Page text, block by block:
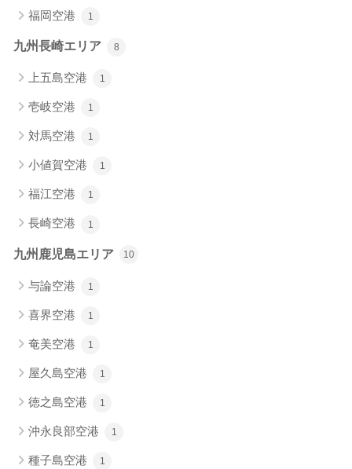
福岡空港 1
九州長崎エリア 8
上五島空港 1
壱岐空港 1
対馬空港 1
小値賀空港 1
福江空港 1
長崎空港 1
九州鹿児島エリア 10
与論空港 1
喜界空港 1
奄美空港 1
屋久島空港 1
徳之島空港 1
沖永良部空港 1
種子島空港 1